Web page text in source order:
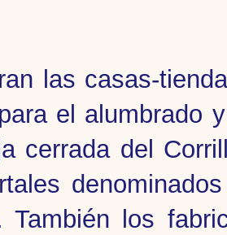
ran las casas-
para el alumbrado
cerrada del
También los